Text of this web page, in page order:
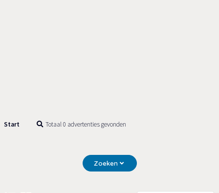
Start Totaal 0 advertenties gevonden
Zoeken